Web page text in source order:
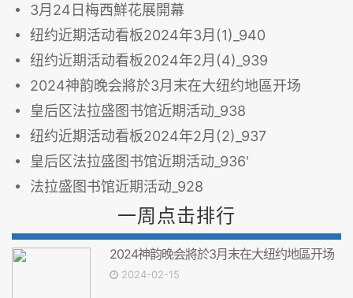
3月24日梅西鮮花展開幕
纽约近期活动看板2024年3月(1)_940
纽约近期活动看板2024年2月(4)_939
2024神韵晚会將於3月末在大纽约地區开场
皇后区法拉盛图书馆近期活动_938
纽约近期活动看板2024年2月(2)_937
皇后区法拉盛图书馆近期活动_936'
法拉盛图书馆近期活动_928
一周点击排行
2024神韵晚会將於3月末在大纽约地區开场
2024-02-15